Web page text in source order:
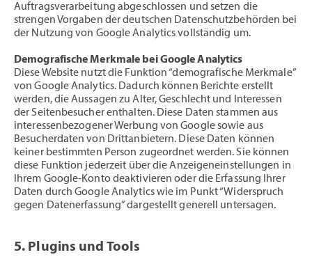
Auftragsverarbeitung abgeschlossen und setzen die
strengen Vorgaben der deutschen Datenschutzbehörden bei
der Nutzung von Google Analytics vollständig um.
Demografische Merkmale bei Google Analytics
Diese Website nutzt die Funktion “demografische Merkmale”
von Google Analytics. Dadurch können Berichte erstellt
werden, die Aussagen zu Alter, Geschlecht und Interessen
der Seitenbesucher enthalten. Diese Daten stammen aus
interessenbezogener Werbung von Google sowie aus
Besucherdaten von Drittanbietern. Diese Daten können
keiner bestimmten Person zugeordnet werden. Sie können
diese Funktion jederzeit über die Anzeigeneinstellungen in
Ihrem Google-Konto deaktivieren oder die Erfassung Ihrer
Daten durch Google Analytics wie im Punkt “Widerspruch
gegen Datenerfassung” dargestellt generell untersagen.
5. Plugins und Tools